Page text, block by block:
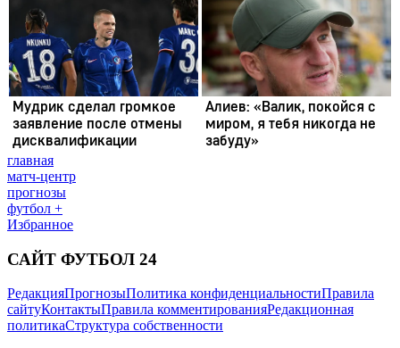
главная
матч-центр
прогнозы
футбол +
Избранное
САЙТ ФУТБОЛ 24
РедакцияПрогнозыПолитика конфиденциальностиПравила
сайтуКонтактыПравила комментированияРедакционная
политикаСтруктура собственности